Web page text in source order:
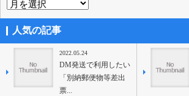
人気の記事
2022.05.24
DM発送で利用したい
「別納郵便物等差出
票...